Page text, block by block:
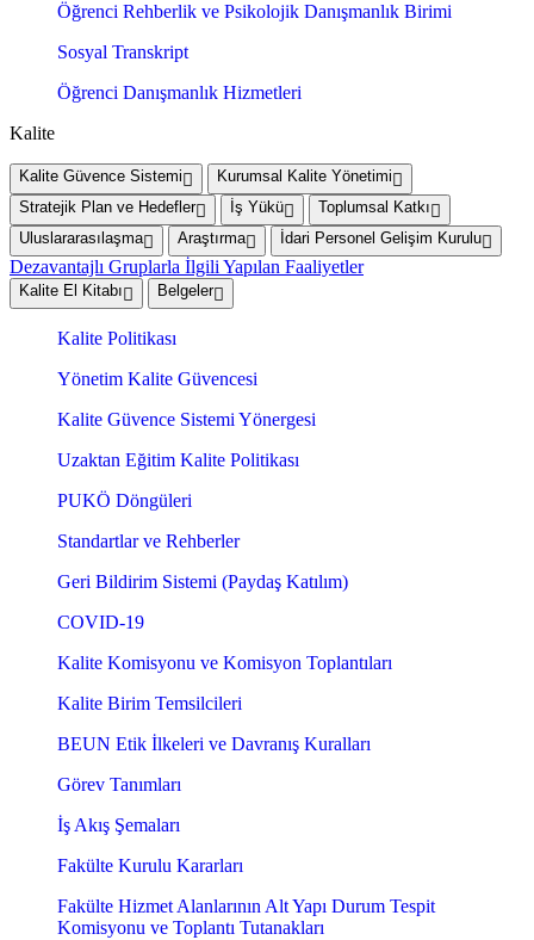
Öğrenci Rehberlik ve Psikolojik Danışmanlık Birimi
Sosyal Transkript
Öğrenci Danışmanlık Hizmetleri
Kalite
Kalite Güvence Sistemi
Kurumsal Kalite Yönetimi
Stratejik Plan ve Hedefler
İş Yükü
Toplumsal Katkı
Uluslararasılaşma
Araştırma İdari Personel Gelişim Kurulu
Dezavantajlı Gruplarla İlgili Yapılan Faaliyetler
Kalite El Kitabı Belgeler
Kalite Politikası
Yönetim Kalite Güvencesi
Kalite Güvence Sistemi Yönergesi
Uzaktan Eğitim Kalite Politikası
PUKÖ Döngüleri
Standartlar ve Rehberler
Geri Bildirim Sistemi (Paydaş Katılım)
COVID-19
Kalite Komisyonu ve Komisyon Toplantıları
Kalite Birim Temsilcileri
BEUN Etik İlkeleri ve Davranış Kuralları
Görev Tanımları
İş Akış Şemaları
Fakülte Kurulu Kararları
Fakülte Hizmet Alanlarının Alt Yapı Durum Tespit
Komisyonu ve Toplantı Tutanakları